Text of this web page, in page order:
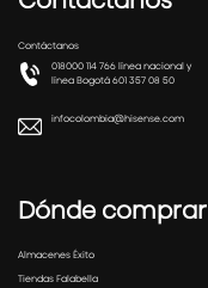
Contáctanos
018000 114 766 línea nacional y
línea Bogotá 601 357 08 50
infocolombia@hisense.com
Dónde comprar
Almacenes Éxito
Tiendas Falabella